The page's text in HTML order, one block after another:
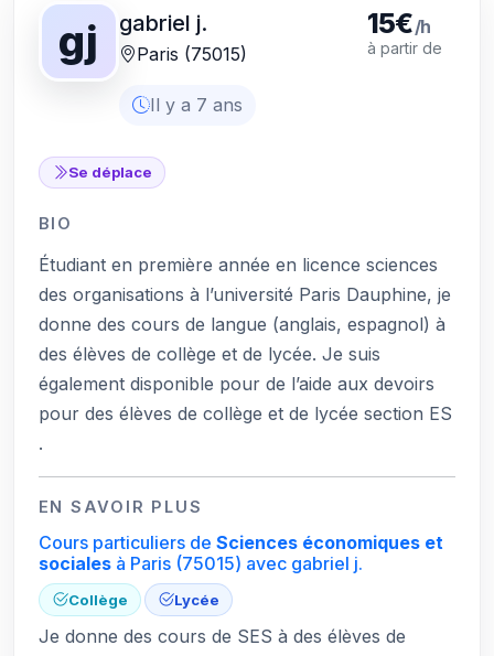
gj gabriel j.
Paris (75015)
Il y a 7 ans
15€/h
à partir de
Se déplace
BIO
Étudiant en première année en licence sciences
des organisations à l’université Paris Dauphine, je
donne des cours de langue (anglais, espagnol) à
des élèves de collège et de lycée. Je suis
également disponible pour de l’aide aux devoirs
pour des élèves de collège et de lycée section ES
.
EN SAVOIR PLUS
Cours particuliers de Sciences économiques et
socialesà Paris (75015) avec gabriel j.
Collège Lycée
Je donne des cours de SES à des élèves de